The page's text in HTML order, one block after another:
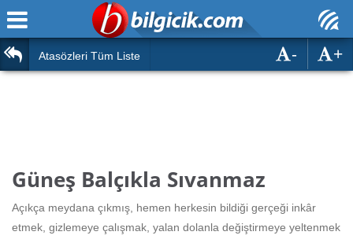
Ana Sayfa
Türk Tarihi & Kültürü
Edebiyat
Duvar Yazıları
Atasözleri Tüm Liste +
-
Güneş Balçıkla Sıvanmaz
Açıkça meydana çıkmış, hemen herkesin bildiği gerçeği inkâr
etmek, gizlemeye çalışmak, yalan dolanla değiştirmeye yeltenmek